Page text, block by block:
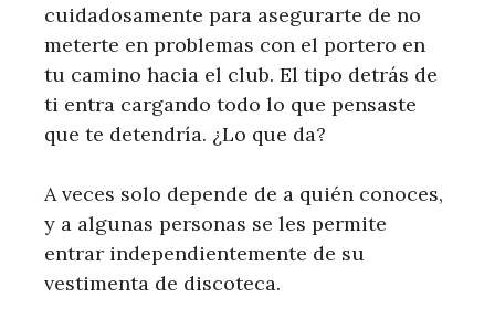
cuidadosamente para asegurarte de no
meterte en problemas con el portero en
tu camino hacia el club. El tipo detrás de
ti entra cargando todo lo que pensaste
que te detendría. ¿Lo que da?
A veces solo depende de a quién conoces,
y a algunas personas se les permite
entrar independientemente de su
vestimenta de discoteca.